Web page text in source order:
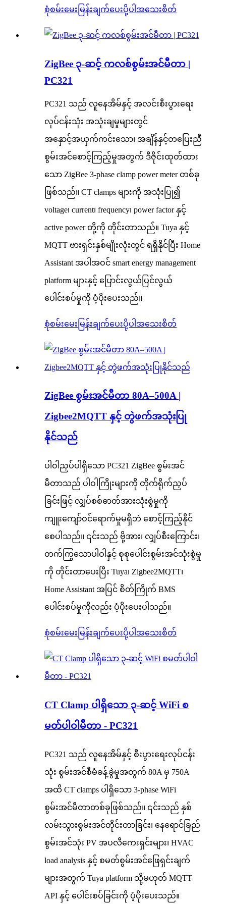
စုံစမ်းမေးမြန်းချက်ပေးပို့ပါ အသေးစိတ်
ZigBee ၃-ဆင့် ကလစ်စွမ်းအင်မီတာ |
PC321
PC321 သည် လူနေအိမ်နှင့် အလင်းစီးပွားရေး
လုပ်ငန်းသုံး အသုံးချမှုများတွင်
အနှောင့်အယှက်ကင်းသော၊ အချိန်နှင့်တပြေးညီ
စွမ်းအင်စောင့်ကြည့်မှုအတွက် ဒီဇိုင်းထုတ်ထား
သော ZigBee 3-phase clamp power meter တစ်ခု
ဖြစ်သည်။ CT clamps များကို အသုံးပြု၍
voltage၊ current၊ frequency၊ power factor နှင့်
active power တို့ကို တိုင်းတာသည်။ Tuya နှင့်
MQTT ဗားရှင်းနှစ်မျိုးလုံးတွင် ရရှိနိုင်ပြီး Home
Assistant အပါအဝင် smart energy management
platform များနှင့် ပြောင်းလွယ်ပြင်လွယ်
ပေါင်းစပ်မှုကို ပံ့ပိုးပေးသည်။
စုံစမ်းမေးမြန်းချက်ပေးပို့ပါ အသေးစိတ်
ZigBee စွမ်းအင်မီတာ 80A–500A |
Zigbee2MQTT နှင့် တွဲဖက်အသုံးပြု
နိုင်သည်
ပါဝါညှပ်ပါရှိသော PC321 ZigBee စွမ်းအင်
မီတာသည် ပါဝါကြိုးများကို တိုက်ရိုက်ညှပ်
ခြင်းဖြင့် လျှပ်စစ်ဓာတ်အားသုံးစွဲမှုကို
ကျူးကျော်ဝင်ရောက်မှုမရှိဘဲ စောင့်ကြည့်နိုင်
စေပါသည်။ ၎င်းသည် ဗို့အား၊ လျှပ်စီးကြောင်း၊
တက်ကြွသောပါဝါနှင့် စုစုပေါင်းစွမ်းအင်သုံးစွဲမှု
ကို တိုင်းတာပေးပြီး Tuya၊ Zigbee2MQTT၊
Home Assistant အပြင် စိတ်ကြိုက် BMS
ပေါင်းစပ်မှုကိုလည်း ပံ့ပိုးပေးပါသည်။
စုံစမ်းမေးမြန်းချက်ပေးပို့ပါ အသေးစိတ်
CT Clamp ပါရှိသော ၃-ဆင့် WiFi စ
မတ်ပါဝါမီတာ - PC321
PC321 သည် လူနေအိမ်နှင့် စီးပွားရေးလုပ်ငန်း
သုံး စွမ်းအင်စီမံခန့်ခွဲမှုအတွက် 80A မှ 750A
အထိ CT clamps ပါရှိသော 3-phase WiFi
စွမ်းအင်မီတာတစ်ခုဖြစ်သည်။ ၎င်းသည် နှစ်
လမ်းသွားစွမ်းအင်တိုင်းတာခြင်း၊ နေရောင်ခြည်
စွမ်းအင်သုံး PV အပလီကေးရှင်းများ၊ HVAC
load analysis နှင့် စမတ်စွမ်းအင်ဖြေရှင်းချက်
များအတွက် Tuya platform သို့မဟုတ် MQTT
API နှင့် ပေါင်းစပ်ခြင်းကို ပံ့ပိုးပေးသည်။